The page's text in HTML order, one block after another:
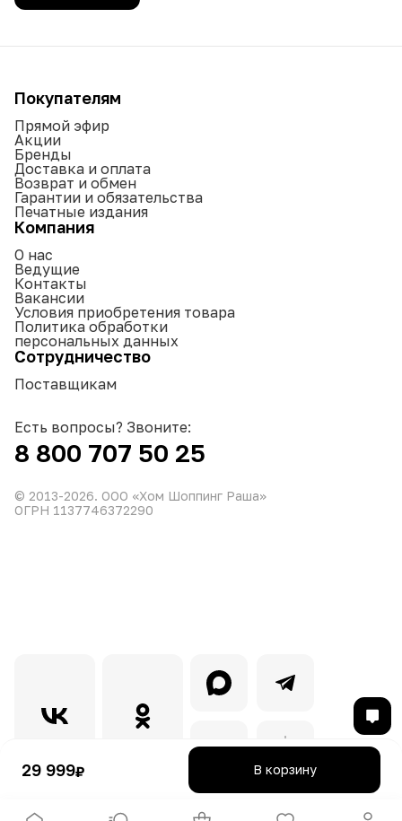
29 999₽ В корзину
Покупателям
Прямой эфир
Акции
Бренды
Доставка и оплата
Возврат и обмен
Гарантии и обязательства
Печатные издания
Компания
О нас
Ведущие
Контакты
Вакансии
Условия приобретения товара
Политика обработки
персональных данных
Сотрудничество
Поставщикам
Есть вопросы? Звоните:
8 800 707 50 25
© 2013-2026. ООО «Хом Шоппинг Раша»
ОГРН 1137746372290